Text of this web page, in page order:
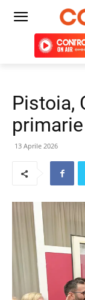
Pistoia,
13 Aprile 2026